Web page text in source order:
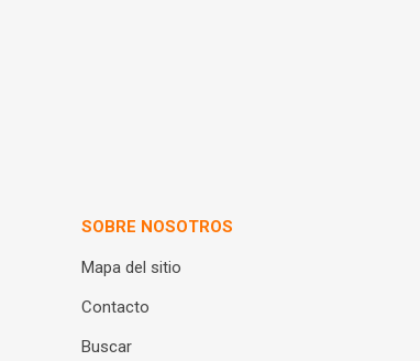
SOBRE NOSOTROS
Mapa del sitio
Contacto
Buscar